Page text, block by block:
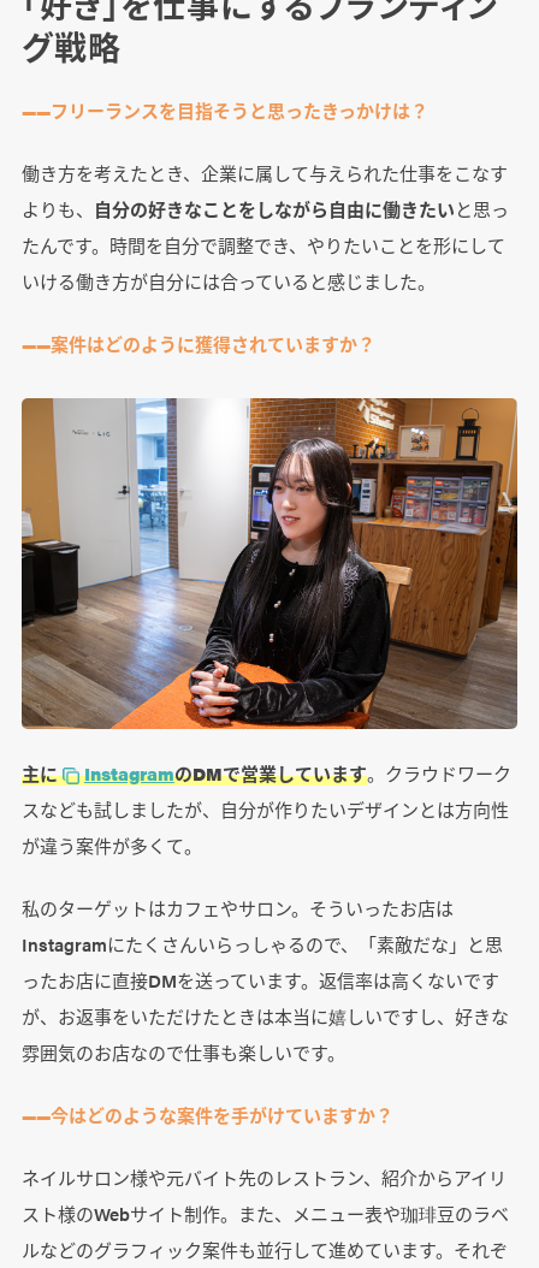
グ戦略
――フリーランスを目指そうと思ったきっかけは？
働き方を考えたとき、企業に属して与えられた仕事をこなす
よりも、 自分の好きなことをしながら自由に働きたいと思っ
たんです。時間を自分で調整でき、やりたいことを形にして
いける働き方が自分には合っていると感じました。
――案件はどのように獲得されていますか？
主に InstagramのDMで営業しています。クラウドワーク
スなども試しましたが、自分が作りたいデザインとは方向性
が違う案件が多くて。
私のターゲットはカフェやサロン。そういったお店は
Instagramにたくさんいらっしゃるので、「素敵だな」と思
ったお店に直接DMを送っています。返信率は高くないです
が、お返事をいただけたときは本当に嬉しいですし、好きな
雰囲気のお店なので仕事も楽しいです。
――今はどのような案件を手がけていますか？
ネイルサロン様や元バイト先のレストラン、紹介からアイリ
スト様のWebサイト制作。また、メニュー表や珈琲豆のラベ
ルなどのグラフィック案件も並行して進めています。それぞ